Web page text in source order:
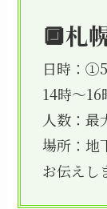
🔲札
日時：
14時～16
人数：最
場所：地
お伝えし